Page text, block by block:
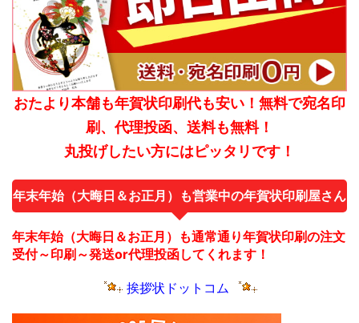
おたより本舗も年賀状印刷代も安い！無料で宛名印
刷、代理投函、送料も無料！
丸投げしたい方にはピッタリです！
年末年始（大晦日＆お正月）も営業中の年賀状印刷屋さん
年末年始（大晦日＆お正月）も通常通り年賀状印刷の注文
受付～印刷～発送or代理投函してくれます！
挨拶状ドットコム